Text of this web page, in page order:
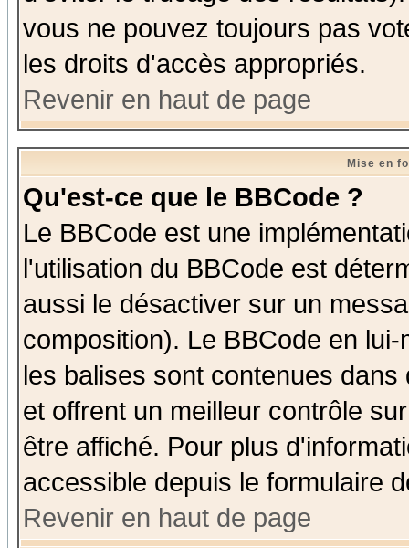
vous ne pouvez toujours pas
les droits d'accès appropriés.
Revenir en haut de page
Mise en
Qu'est-ce que le BBCode ?
Le BBCode est une
l'utilisation du BBCode est
aussi le désactiver sur un
composition). Le BBCode en
les balises sont contenues
et offrent un meilleur contrôle
être affiché. Pour plus
accessible depuis le formulaire
Revenir en haut de page